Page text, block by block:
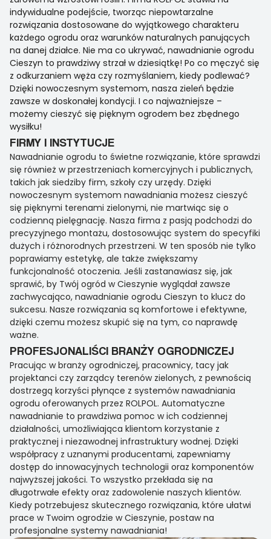
indywidualne podejście, tworząc niepowtarzalne
rozwiązania dostosowane do wyjątkowego charakteru
każdego ogrodu oraz warunków naturalnych panujących
na danej działce. Nie ma co ukrywać, nawadnianie ogrodu
Cieszyn to prawdziwy strzał w dziesiątkę! Po co męczyć się
z odkurzaniem węża czy rozmyślaniem, kiedy podlewać?
Dzięki nowoczesnym systemom, nasza zieleń będzie
zawsze w doskonałej kondycji. I co najważniejsze –
możemy cieszyć się pięknym ogrodem bez zbędnego
wysiłku!
FIRMY I INSTYTUCJE
Nawadnianie ogrodu to świetne rozwiązanie, które sprawdzi
się również w przestrzeniach komercyjnych i publicznych,
takich jak siedziby firm, szkoły czy urzędy. Dzięki
nowoczesnym systemom nawadniania możesz cieszyć
się pięknymi terenami zielonymi, nie martwiąc się o
codzienną pielęgnację. Nasza firma z pasją podchodzi do
precyzyjnego montażu, dostosowując system do specyfiki
dużych i różnorodnych przestrzeni. W ten sposób nie tylko
poprawiamy estetykę, ale także zwiększamy
funkcjonalność otoczenia. Jeśli zastanawiasz się, jak
sprawić, by Twój ogród w Cieszynie wyglądał zawsze
zachwycająco, nawadnianie ogrodu Cieszyn to klucz do
sukcesu. Nasze rozwiązania są komfortowe i efektywne,
dzięki czemu możesz skupić się na tym, co naprawdę
ważne.
PROFESJONALIŚCI BRANŻY OGRODNICZEJ
Pracując w branży ogrodniczej, pracownicy, tacy jak
projektanci czy zarządcy terenów zielonych, z pewnością
dostrzegą korzyści płynące z systemów nawadniania
ogrodu oferowanych przez ROLPOL. Automatyczne
nawadnianie to prawdziwa pomoc w ich codziennej
działalności, umożliwiająca klientom korzystanie z
praktycznej i niezawodnej infrastruktury wodnej. Dzięki
współpracy z uznanymi producentami, zapewniamy
dostęp do innowacyjnych technologii oraz komponentów
najwyższej jakości. To wszystko przekłada się na
długotrwałe efekty oraz zadowolenie naszych klientów.
Kiedy potrzebujesz skutecznego rozwiązania, które ułatwi
prace w Twoim ogrodzie w Cieszynie, postaw na
profesjonalne systemy nawadniania!